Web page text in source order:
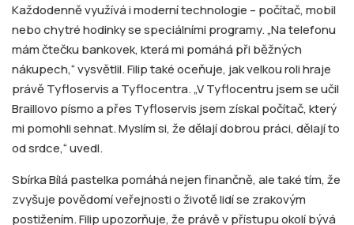
Každodenně využívá i moderní technologie – počítač, mobil
nebo chytré hodinky se speciálními programy. „Na telefonu
mám čtečku bankovek, která mi pomáhá při běžných
nákupech,“ vysvětlil. Filip také oceňuje, jak velkou roli hraje
právě Tyfloservis a Tyflocentra. „V Tyflocentru jsem se učil
Braillovo písmo a přes Tyfloservis jsem získal počítač, který
mi pomohli sehnat. Myslím si, že dělají dobrou práci, dělají to
od srdce,“ uvedl.
Sbírka Bílá pastelka pomáhá nejen finančně, ale také tím, že
zvyšuje povědomí veřejnosti o životě lidí se zrakovým
postižením. Filip upozorňuje, že právě v přístupu okolí bývá